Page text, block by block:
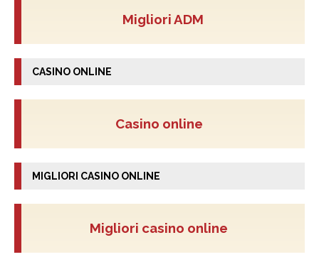
Migliori ADM
CASINO ONLINE
Casino online
MIGLIORI CASINO ONLINE
Migliori casino online